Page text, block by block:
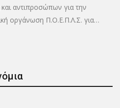
αντιπροσώπων για την
οργάνωση Π.Ο.Ε.Π.Λ.Σ. για…